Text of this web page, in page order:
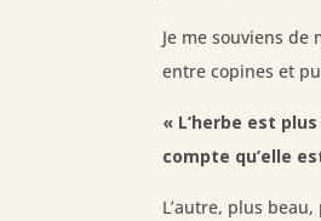
Je me souviens de
entre copines et
« L’herbe est
compte qu’elle
L’autre, plus